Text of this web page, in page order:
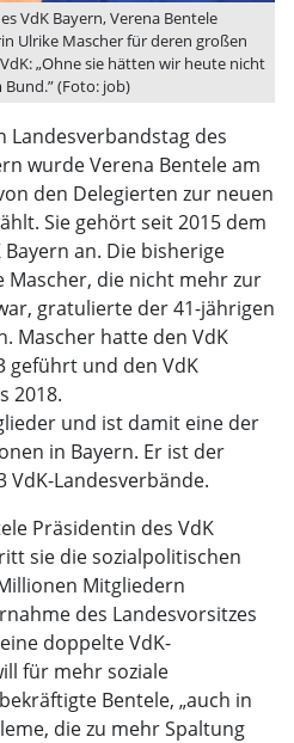
VdK Bayern, Verena Bentele
Ulrike Mascher für deren großen
„Ohne sie hätten wir heute nicht
(Foto: job)
Landesverbandstag des
wurde Verena Bentele am
den Delegierten zur neuen
Sie gehört seit 2015 dem
an. Die bisherige
Mascher, die nicht mehr zur
gratulierte der 41-jährigen
Mascher hatte den VdK
geführt und den VdK
2018.
und ist damit eine der
in Bayern. Er ist der
Landesverbände.
Präsidentin des VdK
sie die sozialpolitischen
Mitgliedern
des Landesvorsitzes
doppelte VdK-
für mehr soziale
Bentele, „auch in
die zu mehr Spaltung